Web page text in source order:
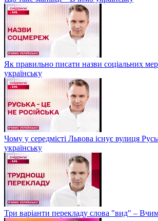
Як правильно писати назви соціальних
українську
Чому у середмісті Львова існує вулиця
українську
Три варіанти перекладу слова "вид" –